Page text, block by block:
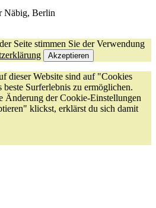
Näbig, Berlin
Seite stimmen Sie der Verwendung
Akzeptieren
dieser Website sind auf "Cookies
beste Surferlebnis zu ermöglichen.
Änderung der Cookie-Einstellungen
klickst, erklärst du sich damit